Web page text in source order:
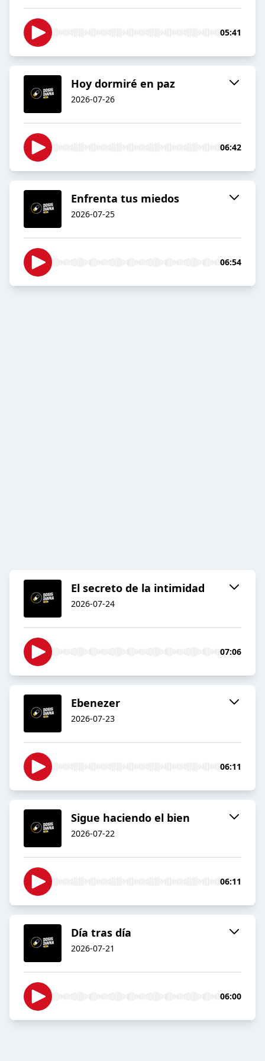
05:41
Hoy dormiré en paz
2026-07-26
06:42
Enfrenta tus miedos
2026-07-25
06:54
El secreto de la intimidad
2026-07-24
07:06
Ebenezer
2026-07-23
06:11
Sigue haciendo el bien
2026-07-22
06:11
Día tras día
2026-07-21
06:00